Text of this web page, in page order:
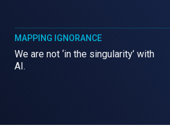
MAPPING IGNORANCE
We are not ‘in the singularity’ with
AI.